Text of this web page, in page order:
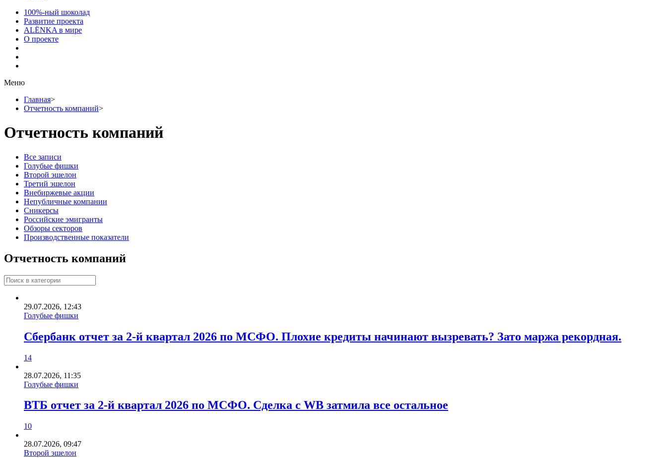
100%-ный шоколад
Развитие проекта
ALЁNKA в мире
О проекте
Меню
Главная>
Отчетность компаний>
Отчетность компаний
Все записи
Голубые фишки
Второй эшелон
Третий эшелон
Внебиржевые акции
Непубличные компании
Сникерсы
Российские эмигранты
Обзоры секторов
Производственные показатели
Отчетность компаний
29.07.2026, 12:43
Голубые фишки
Сбербанк отчет за 2-й квартал 2026 по МСФО. Плохие кредиты начинают вызревать? Зато маржа рекордная.
14
28.07.2026, 11:35
Голубые фишки
ВТБ отчет за 2-й квартал 2026 по МСФО. Сделка с WB затмила все остальное
10
28.07.2026, 09:47
Второй эшелон